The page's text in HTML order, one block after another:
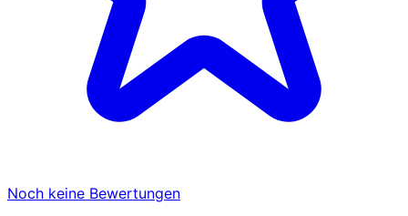
Noch keine Bewertungen